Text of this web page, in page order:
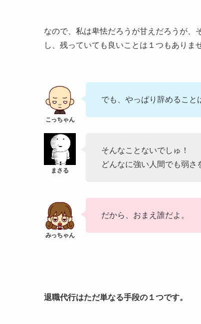
なので、私は卑怯だろうが甘えだろうが、
し、残っていても良いことは１つもありま
でも、やっぱり辞めること
そんなことないでしゅ！
どんなに強い人間でも弱さ
だから、おまえ誰だよ。
退職代行はただ単なる手段の１つです。